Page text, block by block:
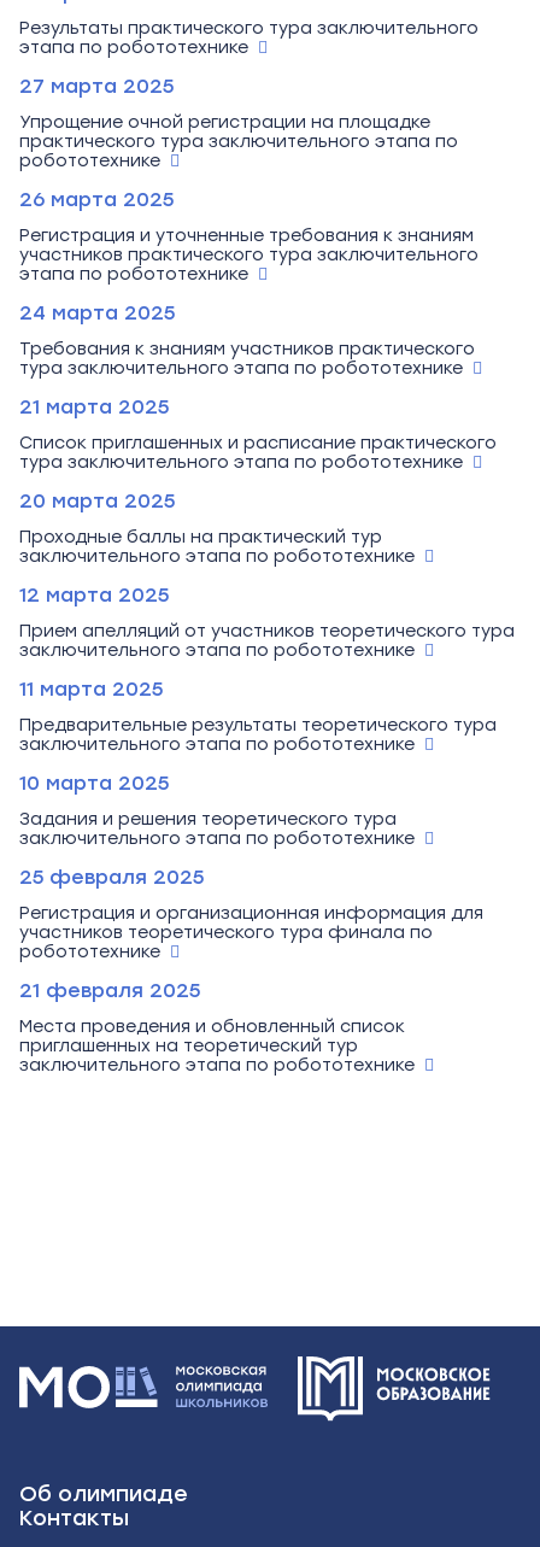
Результаты практического тура заключительного
этапа по робототехнике
27 марта 2025
Упрощение очной регистрации на площадке
практического тура заключительного этапа по
робототехнике
26 марта 2025
Регистрация и уточненные требования к знаниям
участников практического тура заключительного
этапа по робототехнике
24 марта 2025
Требования к знаниям участников практического
тура заключительного этапа по робототехнике
21 марта 2025
Список приглашенных и расписание практического
тура заключительного этапа по робототехнике
20 марта 2025
Проходные баллы на практический тур
заключительного этапа по робототехнике
12 марта 2025
Прием апелляций от участников теоретического тура
заключительного этапа по робототехнике
11 марта 2025
Предварительные результаты теоретического тура
заключительного этапа по робототехнике
10 марта 2025
Задания и решения теоретического тура
заключительного этапа по робототехнике
25 февраля 2025
Регистрация и организационная информация для
участников теоретического тура финала по
робототехнике
21 февраля 2025
Места проведения и обновленный список
приглашенных на теоретический тур
заключительного этапа по робототехнике
Об олимпиаде
Контакты